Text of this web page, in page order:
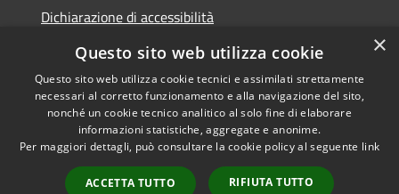
Dichiarazione di accessibilità
Area riservata dipendenti
Accessibilità
Copyright © 2026 • Comune di
Pedrengo • Powered by
Municipium•
Accesso
×
Questo sito web utilizza cookie
Questo sito web utilizza cookie tecnici e assimilati strettamente
necessari al corretto funzionamento e alla navigazione del sito,
nonché un cookie tecnico analitico al solo fine di elaborare
informazioni statistiche, aggregate e anonime.
Per maggiori dettagli, può consultare la cookie policy al seguente link
ACCETTA TUTTO RIFIUTA TUTTO